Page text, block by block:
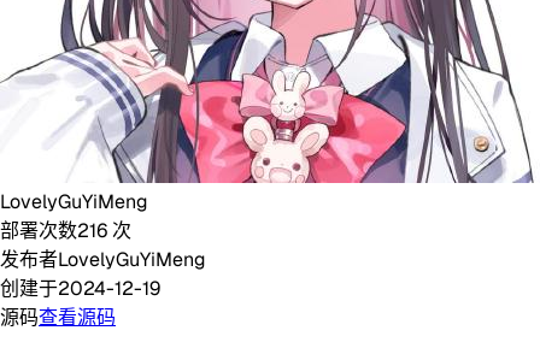
LovelyGuYiMeng
部署次数216 次
发布者LovelyGuYiMeng
创建于2024-12-19
源码查看源码